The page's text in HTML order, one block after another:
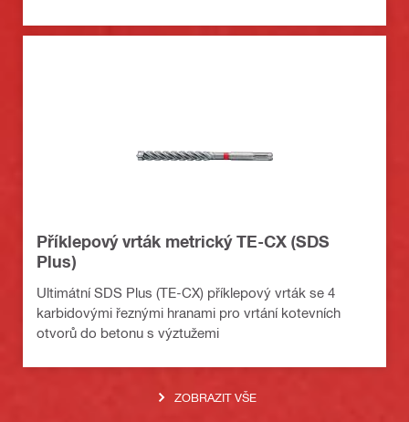
Příklepový vrták metrický TE-CX (SDS
Plus)
Ultimátní SDS Plus (TE-CX) příklepový vrták se 4
karbidovými řeznými hranami pro vrtání kotevních
otvorů do betonu s výztužemi
ZOBRAZIT VŠE